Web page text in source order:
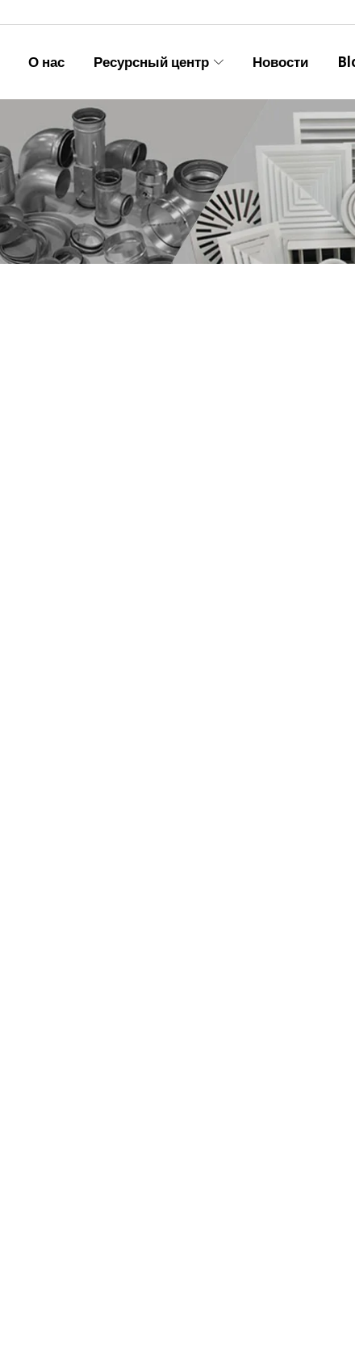
О нас Ресурсный центр Новости